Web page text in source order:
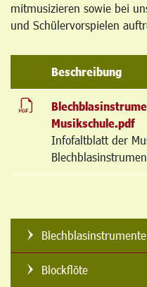
Blechblasinstrumente
Blockflöte
mitmusizieren sowie bei
und Schülervorspielen
Beschreibung
Musikschule.pdf
Infofaltblatt der